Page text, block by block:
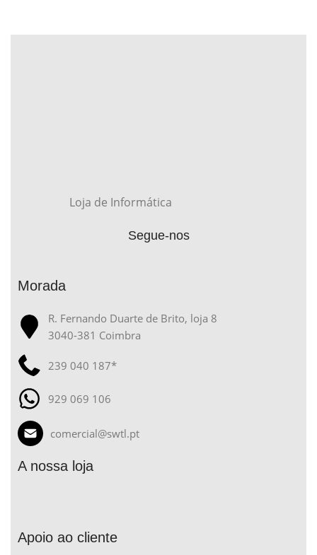
Loja de Informática
Segue-nos
Morada
R. Fernando Duarte de Brito, loja 8
3040-381 Coimbra
239 040 187*
929 069 106
comercial@swtl.pt
A nossa loja
Apoio ao cliente